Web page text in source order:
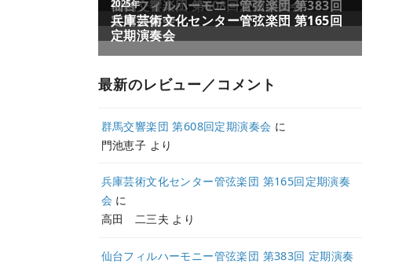
最新のレビュー／コメント
群馬交響楽団 第608回定期演奏会 に
門池恵子 より
兵庫芸術文化センター管弦楽団 第165回定期演奏
会 に
高田 二三夫 より
仙台フィルハーモニー管弦楽団 第383回 定期演奏